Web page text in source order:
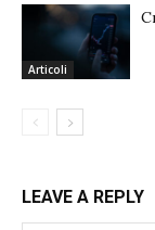
Articoli
LEAVE A REPLY